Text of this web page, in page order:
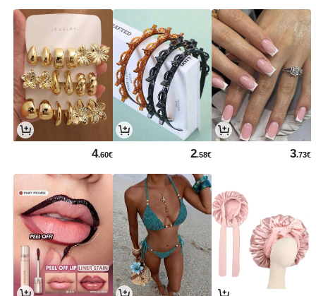
3.73€
2.58€
4.60€